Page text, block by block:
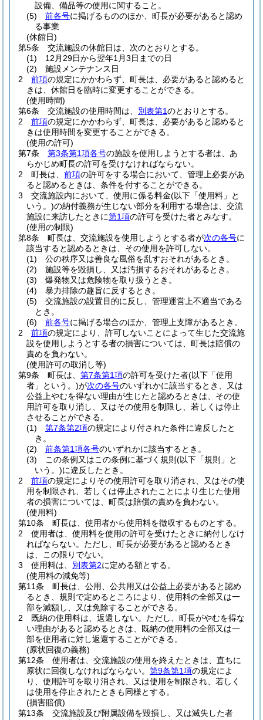
設備、備品等の使用に関すること。
(5)
前各号に掲げるもののほか、町長が必要があると認め
る事業
(休館日)
第5条
交流施設の休館日は、次のとおりとする。
(1)
12月29日から翌年1月3日までの日
(2)
施設メンテナンス日
2
前項の規定にかかわらず、町長は、必要があると認めると
きは、休館日を臨時に変更することができる。
(使用時間)
第6条
交流施設の使用時間は、 別表第1のとおりとする。
2
前項の規定にかかわらず、町長は、必要があると認めると
きは使用時間を変更することができる。
(使用の許可)
第7条
第3条第1項各号の施設を使用しようとする者は、あ
らかじめ町長の許可を受けなければならない。
2
町長は、 前項の許可をする場合において、管理上必要があ
ると認めるときは、条件を付することができる。
3
交流施設内において、使用に係る料金(以下「使用料」と
いう。)の納付義務が生じない部分を利用する場合は、交流
施設に来訪したときに第1項の許可を受けた者とみなす。
(使用の制限)
第8条
町長は、交流施設を使用しようとする者が次の各号に
該当すると認めるときは、その使用を許可しない。
(1)
公の秩序又は善良な風俗を乱すおそれがあるとき。
(2)
施設等を毀損し、又は汚損するおそれがあるとき。
(3)
爆発物又は危険物を取り扱うとき。
(4)
暴力排除の趣旨に反するとき。
(5)
交流施設の設置目的に反し、管理運営上不適当である
とき。
(6)
前各号に掲げる場合のほか、管理上支障があるとき。
2
前項の規定により、許可しないことによって生じた交流施
設を使用しようとする者の損害については、町長は賠償の
責めを負わない。
(使用許可の取消し等)
第9条
町長は、 第7条第1項の許可を受けた者(以下「使用
者」という。)が次の各号のいずれかに該当するとき、又は
公益上やむを得ない理由が生じたと認めるときは、その使
用許可を取り消し、又はその使用を制限し、若しくは停止
させることができる。
(1)
第7条第2項の規定により付された条件に違反したと
き。
(2)
前条第1項各号のいずれかに該当するとき。
(3)
この条例又はこの条例に基づく規則 (以下「規則」と
いう。)に違反したとき。
2
前項の規定によりその使用許可を取り消され、又はその使
用を制限され、若しくは停止されたことにより生じた使用
者の損害については、町長は賠償の責めを負わない。
(使用料)
第10条
町長は、使用者から使用料を徴収するものとする。
2
使用者は、使用料を使用の許可を受けたときに納付しなけ
ればならない。 ただし、町長が必要があると認めるとき
は、この限りでない。
3
使用料は、 別表第2に定める額とする。
(使用料の減免等)
第11条
町長は、公用、公共用又は公益上必要があると認め
るとき、規則で定めるところにより、使用料の全部又は一
部を減額し、又は免除することができる。
2
既納の使用料は、返還しない。 ただし、町長がやむを得な
い理由があると認めるときは、既納の使用料の全部又は一
部を使用者に対し返還することができる。
(原状回復の義務)
第12条
使用者は、交流施設の使用を終えたときは、直ちに
原状に回復しなければならない。 第9条第1項の規定によ
り、使用許可を取り消され、又は使用を制限され、若しく
は使用を停止されたときも同様とする。
(損害賠償)
第13条
交流施設及び附属設備を毀損し、又は滅失した者